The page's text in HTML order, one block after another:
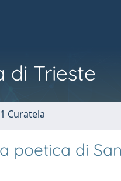
di Trieste
Curatela
poetica di